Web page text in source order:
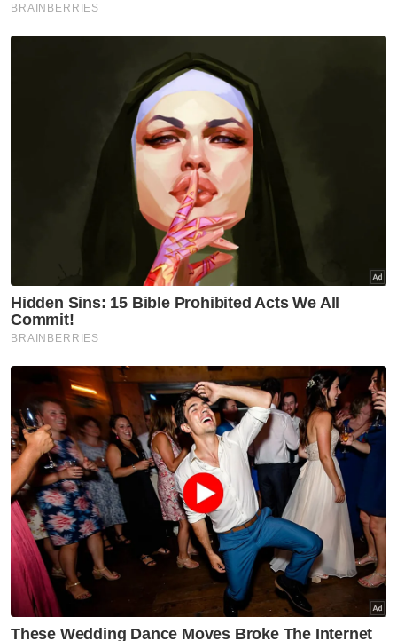
Politik
Guan Eng persoal pendirian PH
Pulau Pinang terhadap UMNO
Politik
Sabah, Sarawak boleh jadi 'king
maker' tentukan siapa Perdana
Menteri - Ewon
Politik
Tawaran sertai Kerajaan
Perpaduan?: 'Kita tunggu dan
lihat' - Pas